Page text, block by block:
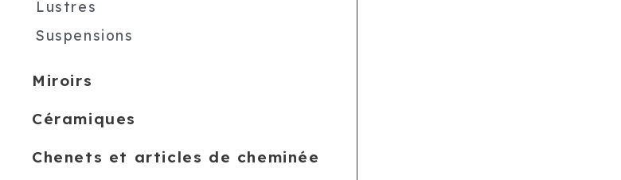
Lustres
Suspensions
Miroirs
Céramiques
Chenets et articles de cheminée